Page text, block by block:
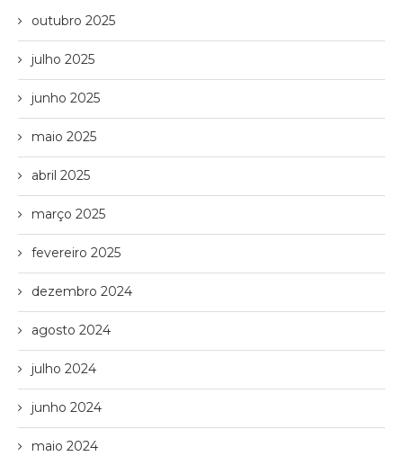
outubro 2025
julho 2025
junho 2025
maio 2025
abril 2025
março 2025
fevereiro 2025
dezembro 2024
agosto 2024
julho 2024
junho 2024
maio 2024